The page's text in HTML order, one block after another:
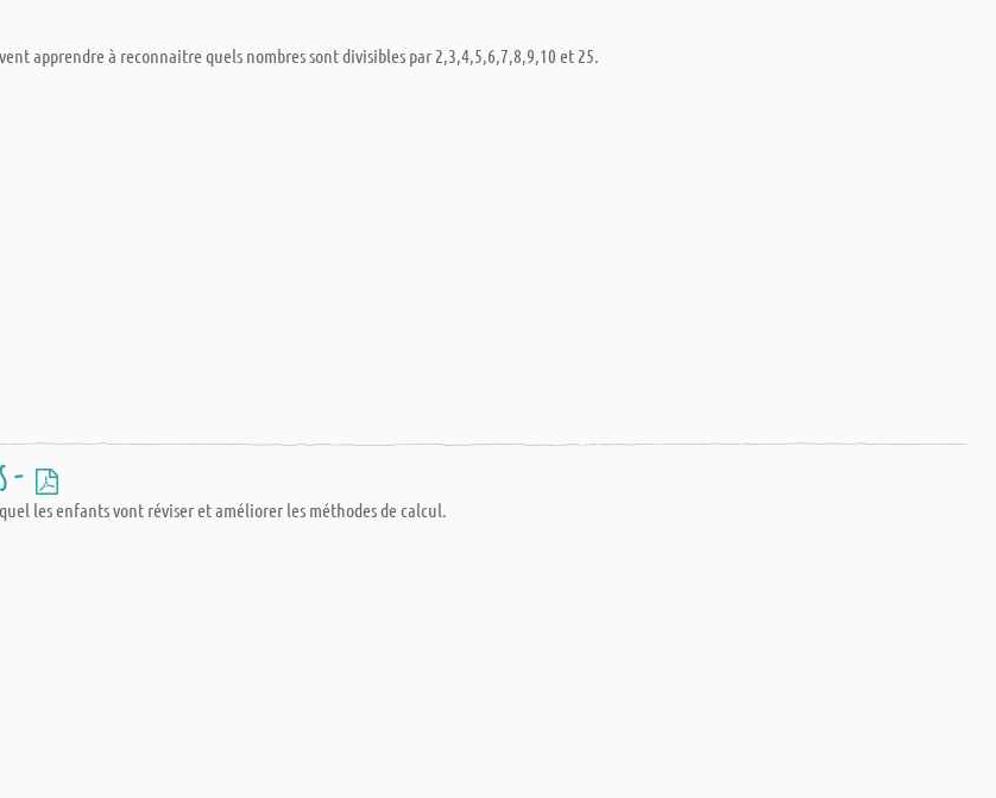
apprendre à reconnaitre quels nombres sont divisibles par 2,3,4,5,6,7,8,9,10 et 25.
-
les enfants vont réviser et améliorer les méthodes de calcul.